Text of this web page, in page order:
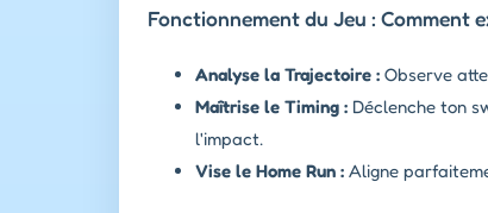
Fonctionnement du Jeu : Comment
Analyse la Trajectoire : Observe
Maîtrise le Timing : Déclenche ton
l'impact.
Vise le Home Run : Aligne